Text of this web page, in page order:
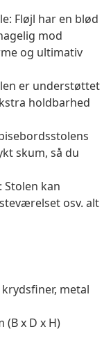
Fløjl har en blød
mod
og ultimativ
er understøttet
holdbarhed
skum, så du
Stolen kan
osv. alt
metal
(B x D x H)